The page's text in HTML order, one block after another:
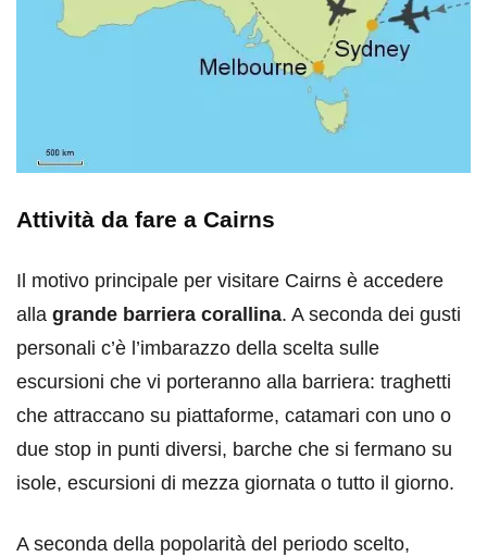
Attività da fare a Cairns
Il motivo principale per visitare Cairns è accedere
alla grande barriera corallina. A seconda dei gusti
personali c’è l’imbarazzo della scelta sulle
escursioni che vi porteranno alla barriera: traghetti
che attraccano su piattaforme, catamari con uno o
due stop in punti diversi, barche che si fermano su
isole, escursioni di mezza giornata o tutto il giorno.
A seconda della popolarità del periodo scelto,